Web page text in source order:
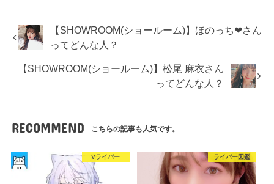
【SHOWROOM(ショールーム)】ほのっち❤︎さん
ってどんな人？
【SHOWROOM(ショールーム)】松尾 麻衣さん
ってどんな人？
RECOMMEND こちらの記事も人気です。
Vライバー ライバー図鑑